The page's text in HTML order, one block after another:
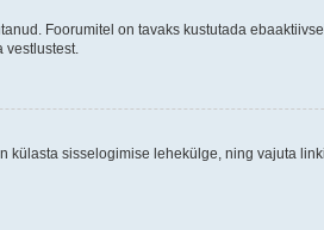
Foorumitel on tavaks kustutada
külasta sisselogimise lehekülge, ning vajuta